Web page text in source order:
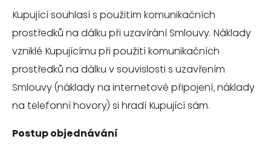
Kupující souhlasí s použitím komunikačních
prostředků na dálku při uzavírání Smlouvy. Náklady
vzniklé Kupujícímu při použití komunikačních
prostředků na dálku v souvislosti s uzavřením
Smlouvy (náklady na internetové připojení, náklady
na telefonní hovory) si hradí Kupující sám.
Postup objednávání